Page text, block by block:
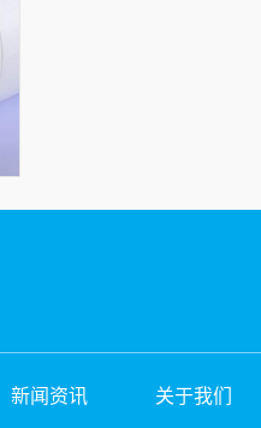
新闻资讯 关于我们